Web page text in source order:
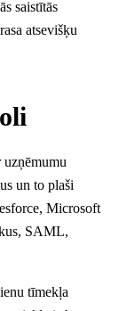
saistītās
atsevišķu
un to plaši
Microsoft
SAML,
tīmekļa